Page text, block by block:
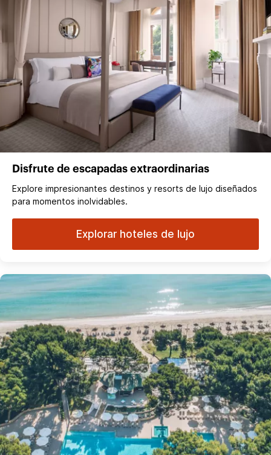
Disfrute de escapadas extraordinarias
Explore impresionantes destinos y resorts de lujo diseñados
para momentos inolvidables.
Explorar hoteles de lujo